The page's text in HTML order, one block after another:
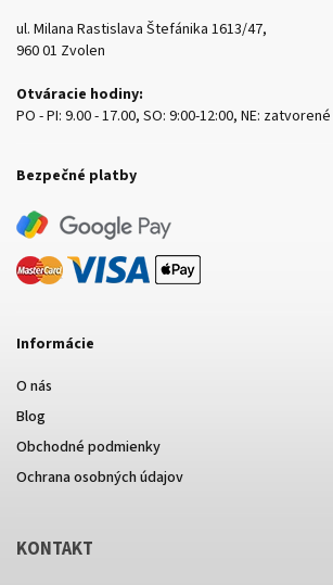
ul. Milana Rastislava Štefánika 1613/47,
960 01 Zvolen
Otváracie hodiny:
PO - PI: 9.00 - 17.00, SO: 9:00-12:00, NE: zatvorené
Bezpečné platby
Informácie
O nás
Blog
Obchodné podmienky
Ochrana osobných údajov
KONTAKT